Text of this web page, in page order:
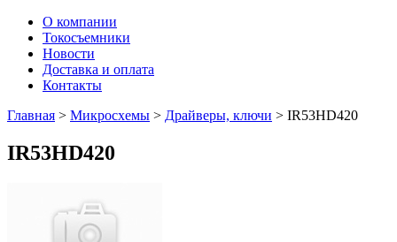
О компании
Токосъемники
Новости
Доставка и оплата
Контакты
Главная > Микросхемы > Драйверы, ключи > IR53HD420
IR53HD420